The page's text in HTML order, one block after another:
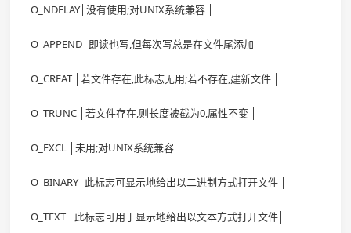
│O_NDELAY│没有使用;对UNIX系统兼容 │
│O_APPEND│即读也写,但每次写总是在文件尾添加 │
│O_CREAT │若文件存在,此标志无用;若不存在,建新文件 │
│O_TRUNC │若文件存在,则长度被截为0,属性不变 │
│O_EXCL │未用;对UNIX系统兼容 │
│O_BINARY│此标志可显示地给出以二进制方式打开文件 │
│O_TEXT │此标志可用于显示地给出以文本方式打开文件│